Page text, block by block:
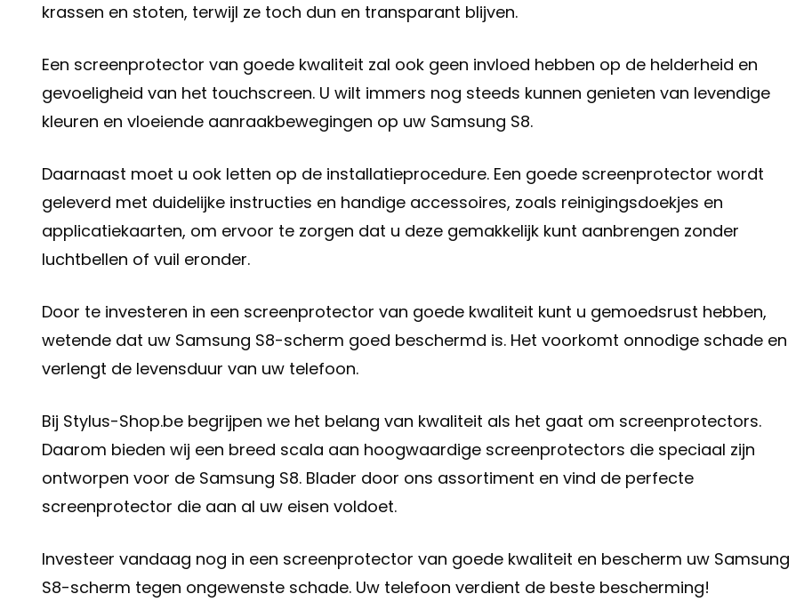
krassen en stoten, terwijl ze toch dun en transparant blijven.
Een screenprotector van goede kwaliteit zal ook geen invloed hebben op de helderheid en
gevoeligheid van het touchscreen. U wilt immers nog steeds kunnen genieten van levendige
kleuren en vloeiende aanraakbewegingen op uw Samsung S8.
Daarnaast moet u ook letten op de installatieprocedure. Een goede screenprotector wordt
geleverd met duidelijke instructies en handige accessoires, zoals reinigingsdoekjes en
applicatiekaarten, om ervoor te zorgen dat u deze gemakkelijk kunt aanbrengen zonder
luchtbellen of vuil eronder.
Door te investeren in een screenprotector van goede kwaliteit kunt u gemoedsrust hebben,
wetende dat uw Samsung S8-scherm goed beschermd is. Het voorkomt onnodige schade en
verlengt de levensduur van uw telefoon.
Bij Stylus-Shop.be begrijpen we het belang van kwaliteit als het gaat om screenprotectors.
Daarom bieden wij een breed scala aan hoogwaardige screenprotectors die speciaal zijn
ontworpen voor de Samsung S8. Blader door ons assortiment en vind de perfecte
screenprotector die aan al uw eisen voldoet.
Investeer vandaag nog in een screenprotector van goede kwaliteit en bescherm uw Samsung
S8-scherm tegen ongewenste schade. Uw telefoon verdient de beste bescherming!